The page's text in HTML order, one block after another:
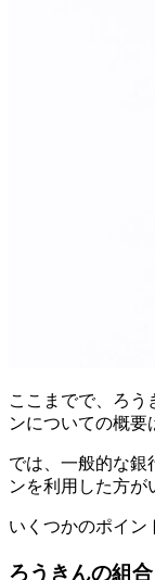
ここまでで、ろう
ンについての概要
では、一般的な銀
ンを利用した方が
いくつかのポイン
ろうきんの組